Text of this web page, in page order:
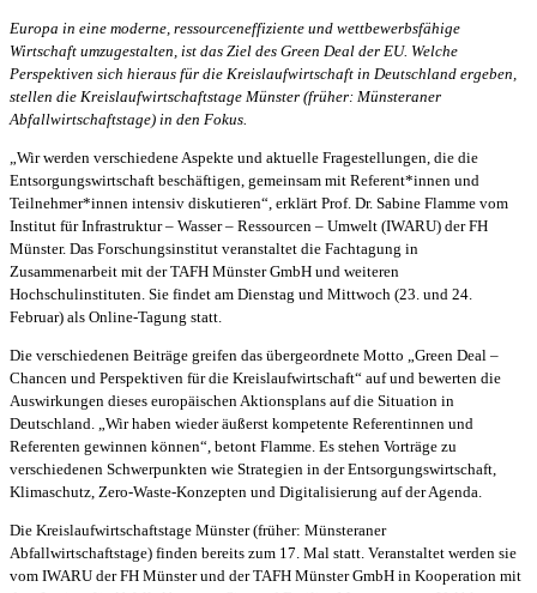
Europa in eine moderne, ressourceneffiziente und wettbewerbsfähige
Wirtschaft umzugestalten, ist das Ziel des Green Deal der EU. Welche
Perspektiven sich hieraus für die Kreislaufwirtschaft in Deutschland ergeben,
stellen die Kreislaufwirtschaftstage Münster (früher: Münsteraner
Abfallwirtschaftstage) in den Fokus.
„Wir werden verschiedene Aspekte und aktuelle Fragestellungen, die die
Entsorgungswirtschaft beschäftigen, gemeinsam mit Referent*innen und
Teilnehmer*innen intensiv diskutieren“, erklärt Prof. Dr. Sabine Flamme vom
Institut für Infrastruktur – Wasser – Ressourcen – Umwelt (IWARU) der FH
Münster. Das Forschungsinstitut veranstaltet die Fachtagung in
Zusammenarbeit mit der TAFH Münster GmbH und weiteren
Hochschulinstituten. Sie findet am Dienstag und Mittwoch (23. und 24.
Februar) als Online-Tagung statt.
Die verschiedenen Beiträge greifen das übergeordnete Motto „Green Deal –
Chancen und Perspektiven für die Kreislaufwirtschaft“ auf und bewerten die
Auswirkungen dieses europäischen Aktionsplans auf die Situation in
Deutschland. „Wir haben wieder äußerst kompetente Referentinnen und
Referenten gewinnen können“, betont Flamme. Es stehen Vorträge zu
verschiedenen Schwerpunkten wie Strategien in der Entsorgungswirtschaft,
Klimaschutz, Zero-Waste-Konzepten und Digitalisierung auf der Agenda.
Die Kreislaufwirtschaftstage Münster (früher: Münsteraner
Abfallwirtschaftstage) finden bereits zum 17. Mal statt. Veranstaltet werden sie
vom IWARU der FH Münster und der TAFH Münster GmbH in Kooperation mit